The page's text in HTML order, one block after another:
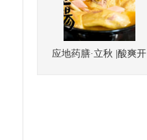
应地药膳·立秋 |酸爽开